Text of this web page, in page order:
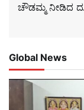
ಚೌಡಮ್ಮ ನೀಡಿದ
Global News